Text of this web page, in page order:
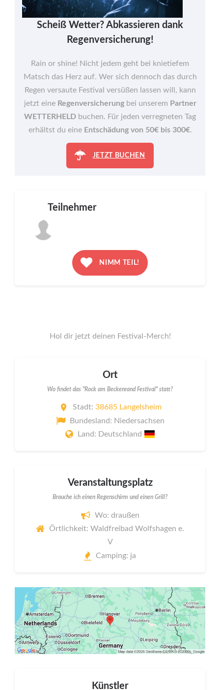
Scheiß Wetter? Abkassieren dank
Regenversicherung!
Rain or shine! Nicht jedem geht bei knietiefem
Matsch das Herz auf. Wer sich dennoch das durch
Regen versaute Festival versüßen lassen will, kann
jetzt eine Regenversicherungbei unserem Partner
WETTERHELD buchen. Für jeden verregneten Tag
erhältst du eine Entschädung von 50€ bis 300€.
JETZT BUCHEN
Teilnehmer
NIMM TEIL!
Hol dir jetzt deinen Festival-Merch!
Ort
Wo findet das "Rock am Beckenrand Festival" statt?
Stadt: 38685 Langelsheim
Bundesland: Niedersachsen
Land: Deutschland
Veranstaltungsplatz
Brauche ich einen Regenschirm und einen Grill?
Wo: draußen
Örtlichkeit: Waldfreibad Wolfshagen e.
V
Camping: ja
Künstler